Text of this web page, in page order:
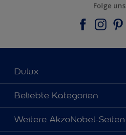
Folge uns
Dulux
Über uns
Farbgenauigkeit
Kontaktieren Sie uns
Beliebte Kategorien
Dulux Farben
Farbe des Jahres
Weitere AkzoNobel-Seiten